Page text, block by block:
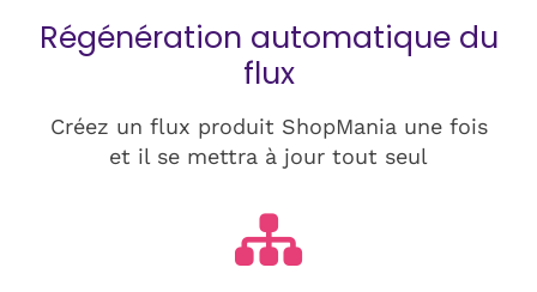
Régénération automatique du
flux
Créez un flux produit ShopMania une fois
et il se mettra à jour tout seul